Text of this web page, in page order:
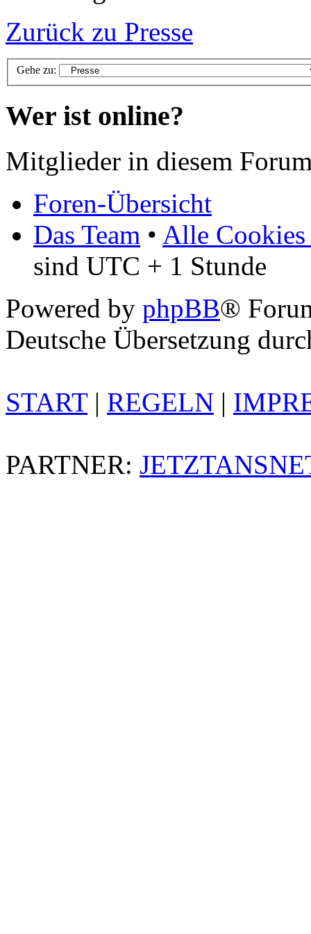
Zurück zu Presse
Gehe zu:
Wer ist online?
Mitglieder in diesem
Foren-Übersicht
Das Team • Alle Cookies
sind UTC + 1 Stunde
Powered by phpBB®
Deutsche Übersetzung
START| REGELN |
PARTNER: